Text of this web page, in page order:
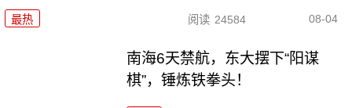
最热 阅读 24584 08-04
南海6天禁航，东大摆下“阳谋
棋”，锤炼铁拳头！